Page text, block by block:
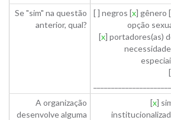
Se "sim" na questão
anterior, qual?
[ ] negros [x] gênero
opção
[x] portadores(as)
A organização
desenvolve alguma
[x]